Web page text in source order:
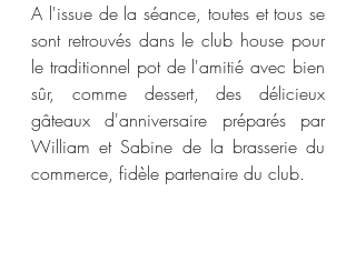
A l'issue de la séance, toutes et tous se
sont retrouvés dans le club house pour
le traditionnel pot de l'amitié avec bien
sûr, comme dessert, des délicieux
gâteaux d'anniversaire préparés par
William et Sabine de la brasserie du
commerce, fidèle partenaire du club.